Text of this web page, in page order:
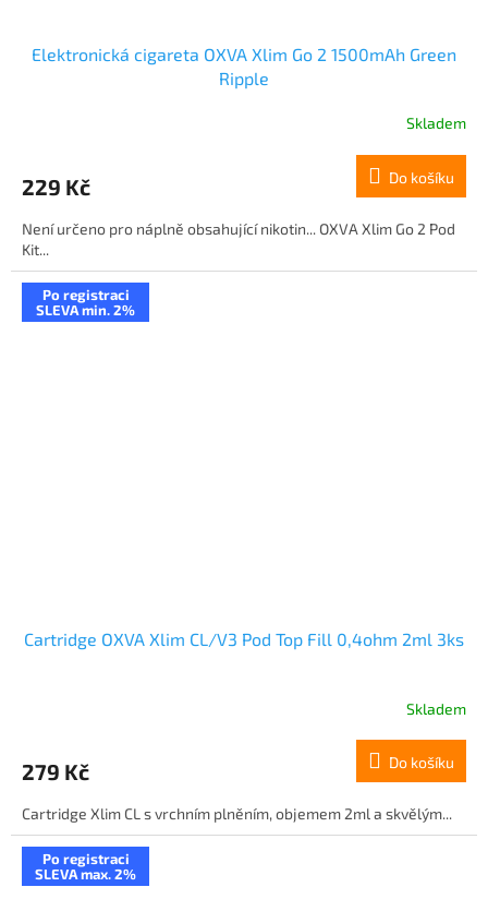
Elektronická cigareta OXVA Xlim Go 2 1500mAh Green
Ripple
Skladem
229 Kč Do košíku
Není určeno pro náplně obsahující nikotin... OXVA Xlim Go 2 Pod
Kit...
Po registraci
SLEVA min. 2%
Cartridge OXVA Xlim CL/V3 Pod Top Fill 0,4ohm 2ml 3ks
Skladem
279 Kč Do košíku
Cartridge Xlim CL s vrchním plněním, objemem 2ml a skvělým...
Po registraci
SLEVA max. 2%